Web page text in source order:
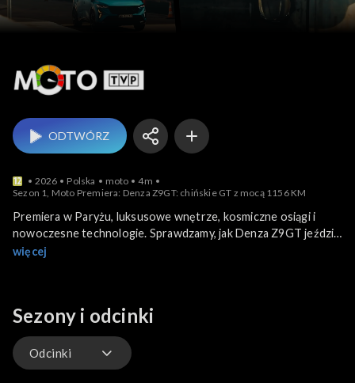
ODTWÓRZ
2026 Polska moto
4m
Sezon 1, Moto Premiera: Denza Z9GT: chińskie GT z mocą 1156 KM
Premiera w Paryżu, luksusowe wnętrze, kosmiczne osiągi i
nowoczesne technologie. Sprawdzamy, jak Denza Z9GT jeździ i
czy naprawdę ma argumenty, by zagrozić europejskim markom
więcej
Sezony i odcinki
Odcinki